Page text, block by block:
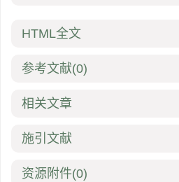
HTML全文
参考文献(0)
相关文章
施引文献
资源附件(0)